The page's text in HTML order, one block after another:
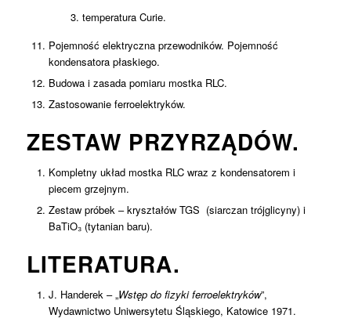
temperatura Curie.
Pojemność elektryczna przewodników. Pojemność
kondensatora płaskiego.
Budowa i zasada pomiaru mostka RLC.
Zastosowanie ferroelektryków.
ZESTAW PRZYRZĄDÓW.
Kompletny układ mostka RLC wraz z kondensatorem i
piecem grzejnym.
Zestaw próbek – kryształów TGS (siarczan trójglicyny) i
BaTiO₃ (tytanian baru).
LITERATURA.
J. Handerek – „Wstęp do fizyki ferroelektryków”,
Wydawnictwo Uniwersytetu Śląskiego, Katowice 1971.